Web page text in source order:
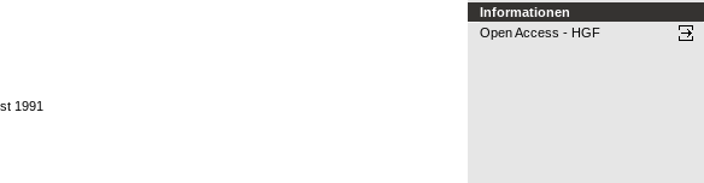
1991
Informationen
Open Access - HGF